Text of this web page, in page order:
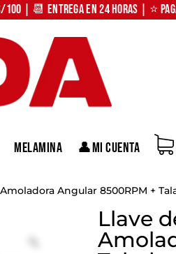
100 | 📆 Entrega en 24 horas | ⭐
Melamina 👤Mi Cuenta
Angular 8500RPM +
Llave